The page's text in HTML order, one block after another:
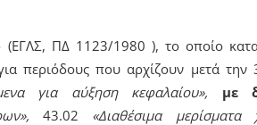
(ΕΓΛΣ, ΠΔ 1123/1980 ), το οποίο
περιόδους που αρχίζουν μετά
για αύξηση κεφαλαίου», με
43.02 «Διαθέσιμα